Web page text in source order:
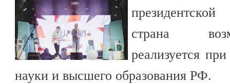
страна
реализуется
науки и высшего образования РФ.